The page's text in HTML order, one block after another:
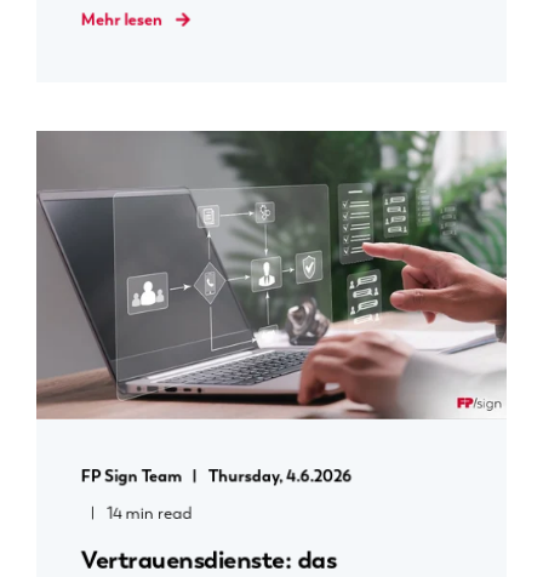
Mehr lesen
FP Sign Team Thursday, 4.6.2026
14 min read
Vertrauensdienste: das